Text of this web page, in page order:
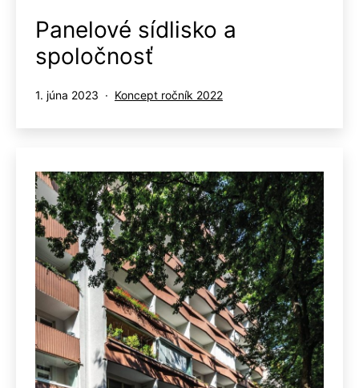
Panelové sídlisko a
spoločnosť
Publikované
1. júna 2023
Kategorizované
Koncept ročník 2022